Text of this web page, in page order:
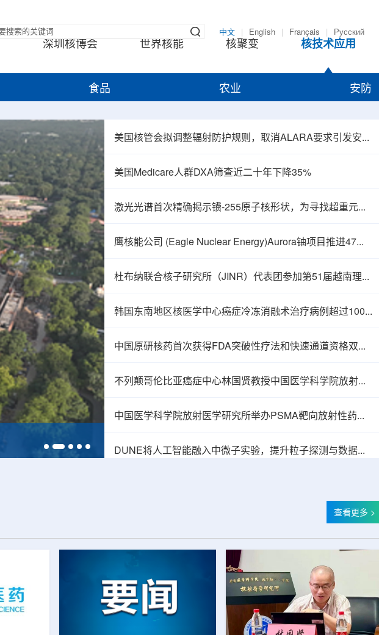
中文 English Français Русский
深圳核博会 世界核能 核聚变 核技术应用
食品 农业 安防
中核辐智正式设立 中国同辐持股90%打通核医
美国核管会拟调整辐射防护规则，取消ALARA要求引发安全争议
美国Medicare人群DXA筛查近二十年下降35%
激光光谱首次精确揭示镄-255原子核形状，为寻找超重元素提供新线索
鹰核能公司 (Eagle Nuclear Energy)Aurora铀项目推进47孔预可研钻探
杜布纳联合核子研究所（JINR）代表团参加第51届越南理论物理会议
韩国东南地区核医学中心癌症冷冻消融术治疗病例超过100例
中国原研核药首次获得FDA突破性疗法和快速通道资格双重认定
不列颠哥伦比亚癌症中心林国贤教授中国医学科学院放射医学研究所开展学术交流
中国医学科学院放射医学研究所举办PSMA靶向放射性药物学术报告会
DUNE将人工智能融入中微子实验，提升粒子探测与数据处理能力
查看更多 >